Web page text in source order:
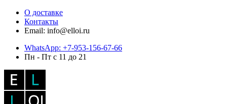
О доставке
Контакты
Email: info@elloi.ru
WhatsApp: +7-953-156-67-66
Пн - Пт с 11 до 21